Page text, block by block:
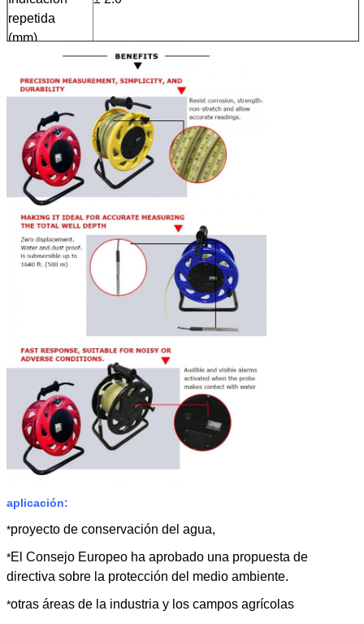
repetida
(mm)
peso (en kg) 4 4.5
Fuente de
alimentación
9v
aplicación:
*proyecto de conservación del agua,
*El Consejo Europeo ha aprobado una propuesta de
directiva sobre la protección del medio ambiente.
*otras áreas de la industria y los campos agrícolas